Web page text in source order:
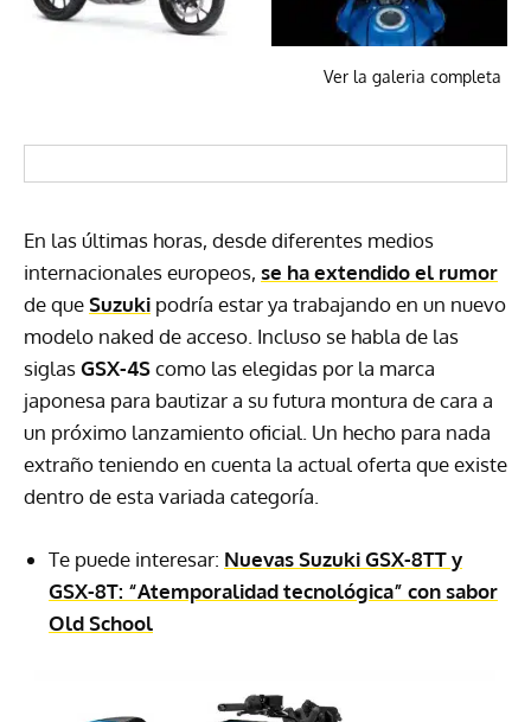
Ver la galeria completa
En las últimas horas, desde diferentes medios
internacionales europeos, se ha extendido el rumor
de queSuzuki podría estar ya trabajando en un nuevo
modelo naked de acceso. Incluso se habla de las
siglasGSX-4Scomo las elegidas por la marca
japonesa para bautizar a su futura montura de cara a
un próximo lanzamiento oficial. Un hecho para nada
extraño teniendo en cuenta la actual oferta que existe
dentro de esta variada categoría.
Te puede interesar: Nuevas Suzuki GSX-8TT y
GSX-8T: “Atemporalidad tecnológica” con sabor
Old School